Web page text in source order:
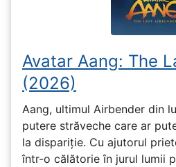
Avatar Aang: The
(2026)
Aang, ultimul Airbender din
putere străveche care ar
la dispariție. Cu ajutorul
într-o călătorie în jurul lumii